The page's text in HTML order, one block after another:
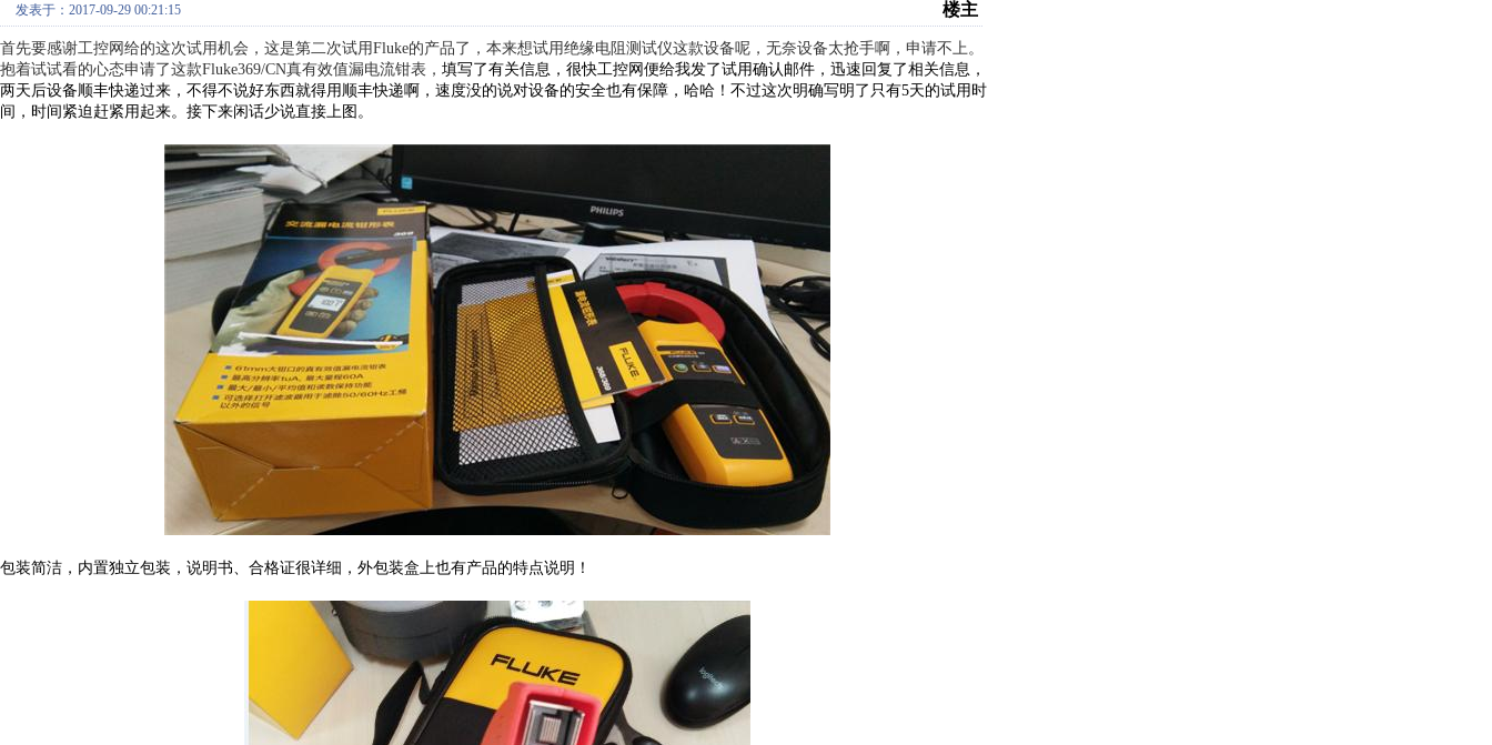
发表于：2017-09-29 00:21:15 楼主
首先要感谢工控网给的这次试用机会，这是第二次试用Fluke的产品了，本来想试用绝缘电阻测试仪这款设备呢，无奈设备太抢手啊，申请不上。
抱着试试看的心态申请了这款Fluke369/CN真有效值漏电流钳表， 填写了有关信息，很快工控网便给我发了试用确认邮件，迅速回复了相关信息，
两天后设备顺丰快递过来，不得不说好东西就得用顺丰快递啊，速度没的说对设备的安全也有保障，哈哈！不过这次明确写明了只有5天的试用时
间，时间紧迫赶紧用起来。接下来闲话少说直接上图。
包装简洁，内置独立包装，说明书、合格证很详细，外包装盒上也有产品的特点说明！